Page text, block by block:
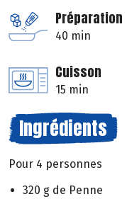
Préparation
40 min
Cuisson
15 min
Ingrédients
Pour 4 personnes
320 g de Penne